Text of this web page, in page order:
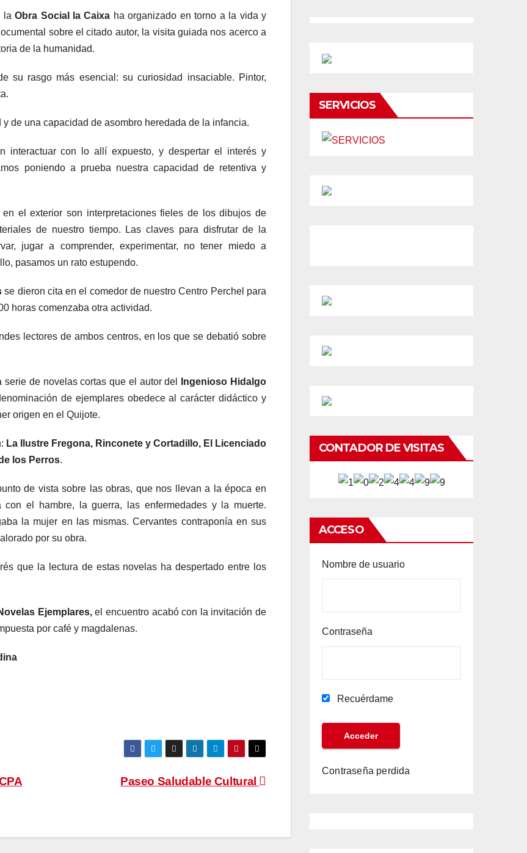
laObra Social la Caixa ha organizado en torno a la vida y
sobre el citado autor, la visita guiada nos acerco a
de la humanidad.
su rasgo más esencial: su curiosidad insaciable. Pintor,
de una capacidad de asombro heredada de la infancia.
interactuar con lo allí expuesto, y despertar el interés y
poniendo a prueba nuestra capacidad de retentiva y
el exterior son interpretaciones fieles de los dibujos de
de nuestro tiempo. Las claves para disfrutar de la
jugar a comprender, experimentar, no tener miedo a
pasamos un rato estupendo.
se dieron cita en el comedor de nuestro Centro Perchel para
horas comenzaba otra actividad.
lectores de ambos centros, en los que se debatió sobre
serie de novelas cortas que el autor del
Ingenioso Hidalgo
de ejemplares obedece al carácter didáctico y
origen en el Quijote.
La Ilustre Fregona, Rinconete y Cortadillo, El Licenciado
los Perros.
de vista sobre las obras, que nos llevan a la época en
el hambre, la guerra, las enfermedades y la muerte.
la mujer en las mismas. Cervantes contraponía en sus
por su obra.
que la lectura de estas novelas ha despertado entre los
Ejemplares,el encuentro acabó con la invitación de
por café y magdalenas.
Paseo Saludable Cultural
SERVICIOS
CONTADOR DE VISITAS
ACCESO
Nombre de usuario
Contraseña
Recuérdame
Contraseña perdida